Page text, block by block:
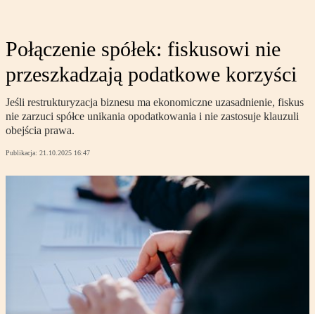
Połączenie spółek: fiskusowi nie
przeszkadzają podatkowe korzyści
Jeśli restrukturyzacja biznesu ma ekonomiczne uzasadnienie, fiskus
nie zarzuci spółce unikania opodatkowania i nie zastosuje klauzuli
obejścia prawa.
Publikacja: 21.10.2025 16:47